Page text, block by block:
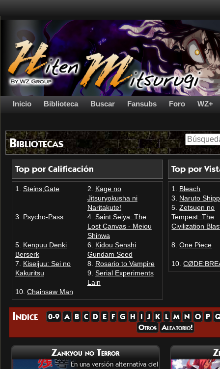
Inicio Biblioteca Buscar Fansubs Foro WZ+
Bibliotecas
Top por Calificación
Steins;Gate
Kage no
Jitsuryokusha ni
Naritakute!
Psycho-Pass
Saint Seiya: The
Lost Canvas - Meiou
Shinwa
Kenpuu Denki
Berserk
Kidou Senshi
Gundam Seed
Kiseijuu: Sei no
Kakuritsu
Rosario to Vampire
Serial Experiments
Lain
Chainsaw Man
Top por
Bleach
Naruto
Zetsuen no
Tempest: The
Civilization
One Piece
Indice 0-9 A B C D E F G H I J K L M N O P
Otros Aleatorio!
Zankyou no Terror
En una versión alternativa del